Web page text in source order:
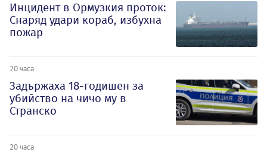
Инцидент в Ормузкия проток:
Снаряд удари кораб, избухна
пожар
20 часа
Задържаха 18-годишен за
убийство на чичо му в
Странско
20 часа